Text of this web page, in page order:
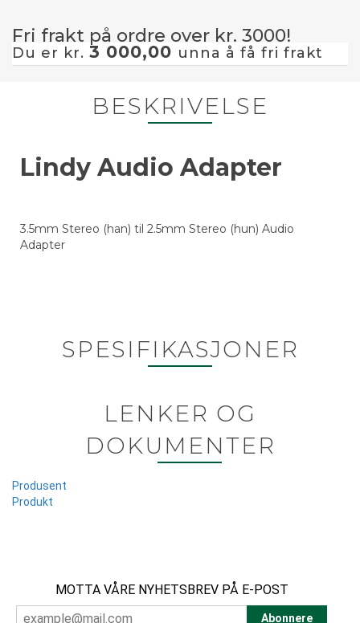
Fri frakt på ordre over kr. 3000!
Du er kr. 3 000,00 unna å få fri frakt
BESKRIVELSE
Lindy Audio Adapter
3.5mm Stereo (han) til 2.5mm Stereo (hun) Audio
Adapter
SPESIFIKASJONER
LENKER OG
DOKUMENTER
Produsent
Produkt
MOTTA VÅRE NYHETSBREV PÅ E-POST